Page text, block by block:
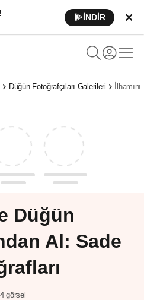
İNDİR
Düğün Fotoğrafçıları Galerileri
Düğün
Al: Sade
görsel